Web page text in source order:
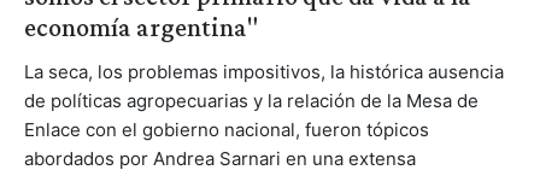
economía argentina"
La seca, los problemas impositivos, la histórica ausencia
de políticas agropecuarias y la relación de la Mesa de
Enlace con el gobierno nacional, fueron tópicos
abordados por Andrea Sarnari en una extensa